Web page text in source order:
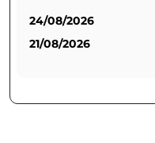
24/08/2026
21/08/2026